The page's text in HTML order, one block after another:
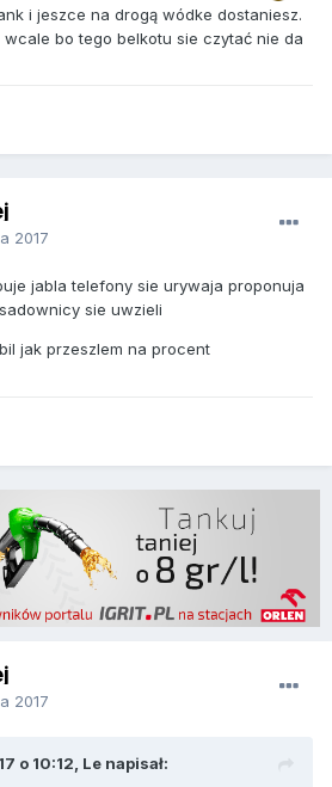
i jeszce na drogą wódke dostaniesz.
bo tego belkotu sie czytać nie da
2017
jabla telefony sie urywaja proponuja
sie uwzieli
jak przeszlem na procent
2017
o 10:12, Le napisał: